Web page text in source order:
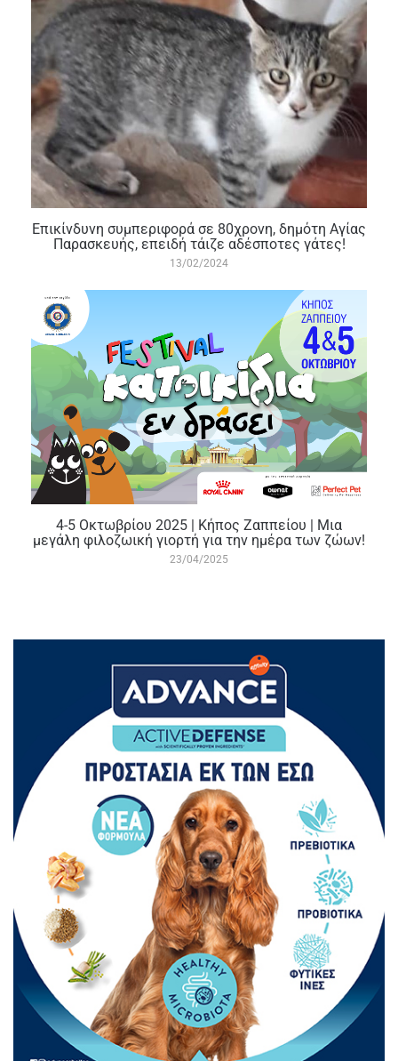
Επικίνδυνη συμπεριφορά σε 80χρονη, δημότη Αγίας
Παρασκευής, επειδή τάιζε αδέσποτες γάτες!
13/02/2024
4-5 Οκτωβρίου 2025 | Κήπος Ζαππείου | Μια
μεγάλη φιλοζωική γιορτή για την ημέρα των ζώων!
23/04/2025